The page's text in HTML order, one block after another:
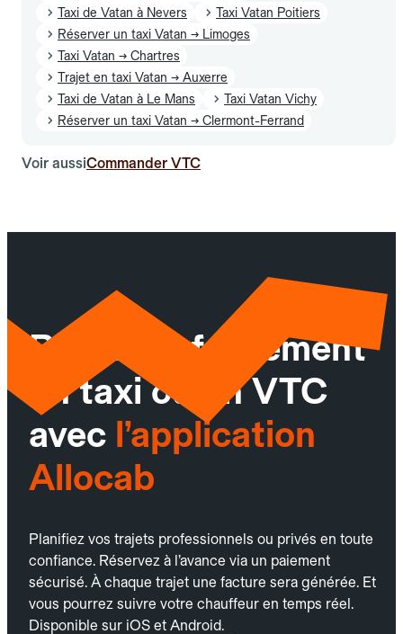
Taxi de Vatan à Nevers
Taxi Vatan Poitiers
Réserver un taxi Vatan → Limoges
Taxi Vatan → Chartres
Trajet en taxi Vatan → Auxerre
Taxi de Vatan à Le Mans
Taxi Vatan Vichy
Réserver un taxi Vatan → Clermont-Ferrand
Voir aussiCommander VTC
Réservez facilement
un taxi ou un VTC
avec l’application
Allocab
Planifiez vos trajets professionnels ou privés en toute
confiance. Réservez à l’avance via un paiement
sécurisé. À chaque trajet une facture sera générée. Et
vous pourrez suivre votre chauffeur en temps réel.
Disponible sur iOS et Android.